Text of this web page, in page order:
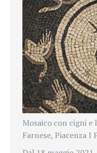
Mosaico con cigni e
Farnese, Piacenza I